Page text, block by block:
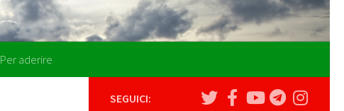
Per aderire
SEGUICI: